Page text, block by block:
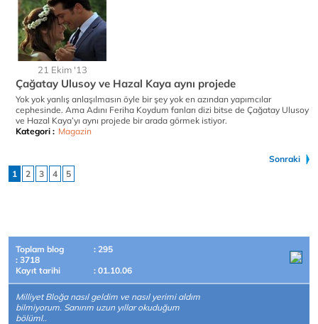
21 Ekim '13
Çağatay Ulusoy ve Hazal Kaya aynı projede
Yok yok yanlış anlaşılmasın öyle bir şey yok en azından yapımcılar
cephesinde. Ama Adını Feriha Koydum fanları dizi bitse de Çağatay Ulusoy
ve Hazal Kaya’yı aynı projede bir arada görmek istiyor.
Kategori : Magazin
Sonraki
1
2 3 4 5
Toplam blog
: 295
: 3718
Kayıt tarihi
: 01.10.06
Milliyet Bloğa nasıl geldim ve nasıl yerimi aldım
bilmiyorum. Sanırım uzun yıllar okuduğum
bölüml..